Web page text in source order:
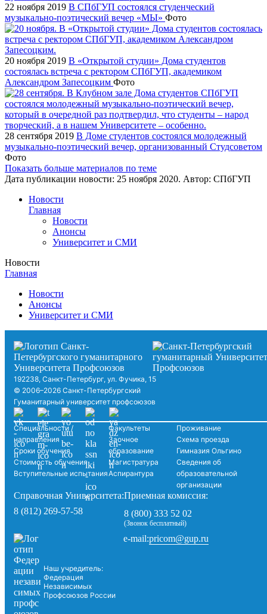
22 ноября 2019 В СПбГУП состоялся студенческий
музыкально-поэтический вечер «МЫ» Фото
20 ноября 2019 В «Открытой студии» Дома студентов
состоялась встреча с ректором СПбГУП, академиком
Александром Запесоцким Фото
28 сентября 2019 В Доме студентов состоялся молодежный
музыкально-поэтический вечер, организованный Студсоветом
Фото
Показать больше материалов по теме
Дата публикации новости: 25 ноября 2020. Автор: СПбГУП
Новости
Главная
Новости
Анонсы
Университет и СМИ
Новости
Главная
Новости
Анонсы
Университет и СМИ
192238, Санкт-Петербург, ул. Фучика, 15
© 2006–2026 Санкт-Петербургский
Гуманитарный университет профсоюзов
Специальности /
направления
Сроки обучения
Стоимость обучения
Вступительные испытания
Факультеты
Заочное
образование
Магистратура
Аспирантура
Проживание
Схема проезда
Гимназия Ольгино
Сведения об
образовательной
организации
Справочная Университета:
8 (812) 269-57-58
Приемная комиссия:
8 (800) 333 52 02
(Звонок бесплатный)
Наш учредитель:
Федерация
Независимых
Профсоюзов России
e-mail:pricom@gup.ru